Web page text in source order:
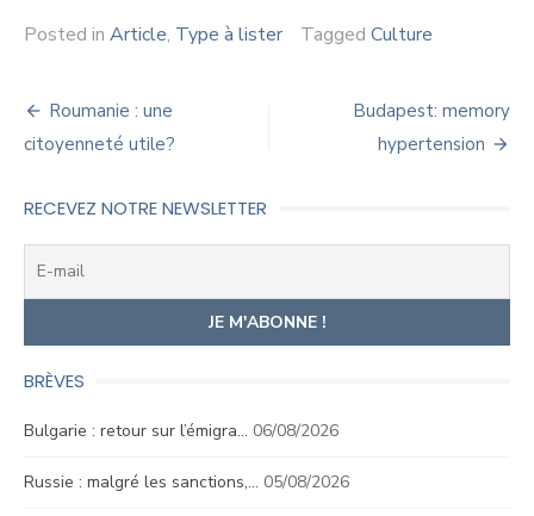
Posted in Article, Type à lister Tagged Culture
Navigation
de
l’article
Roumanie : une
citoyenneté utile?
Budapest: memory
hypertension
RECEVEZ NOTRE NEWSLETTER
BRÈVES
Bulgarie : retour sur l’émigra… 06/08/2026
Russie : malgré les sanctions,… 05/08/2026